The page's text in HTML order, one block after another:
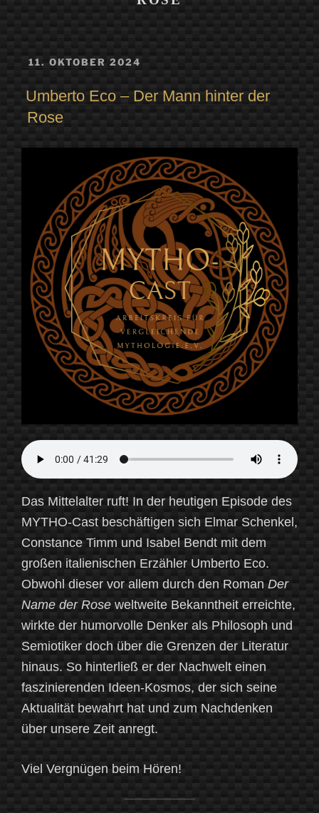
VERÖFFENTLICHT
11. OKTOBER 2024
Umberto Eco – Der Mann hinter der
Rose
Das Mittelalter ruft! In der heutigen Episode des
MYTHO-Cast beschäftigen sich Elmar Schenkel,
Constance Timm und Isabel Bendt mit dem
großen italienischen Erzähler Umberto Eco.
Obwohl dieser vor allem durch den Roman Der
Name der Rose weltweite Bekanntheit erreichte,
wirkte der humorvolle Denker als Philosoph und
Semiotiker doch über die Grenzen der Literatur
hinaus. So hinterließ er der Nachwelt einen
faszinierenden Ideen-Kosmos, der sich seine
Aktualität bewahrt hat und zum Nachdenken
über unsere Zeit anregt.
Viel Vergnügen beim Hören!